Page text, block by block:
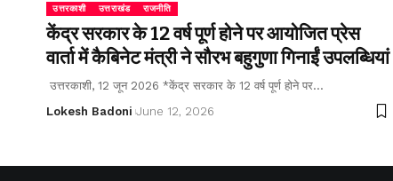
उत्तरकाशी उत्तराखंड राजनीति
केंद्र सरकार के 12 वर्ष पूर्ण होने पर आयोजित प्रेस
वार्ता में कैबिनेट मंत्री ने सौरभ बहुगुणा गिनाईं उपलब्धियां
उत्तरकाशी, 12 जून 2026 *केंद्र सरकार के 12 वर्ष पूर्ण होने पर…
Lokesh Badoni June 12, 2026